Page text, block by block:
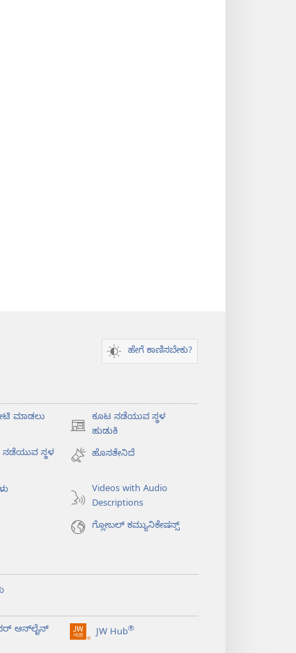
ಹೇಗೆ ಕಾಣಿಸಬೇಕು?
ಮಾಡಲು
ಕೂಟ ನಡೆಯುವ ಸ್ಥಳ
ಹುಡುಕಿ
(opens
new
window)
ಸ್ಥಳ
ಹೊಸತೇನಿದೆ
Videos with Audio
Descriptions
ಗ್ಲೋಬಲ್‌ ಕಮ್ಯುನಿಕೇಷನ್ಸ್‌
ಆನ್‌ಲೈನ್‌
JW Hub®
(opens